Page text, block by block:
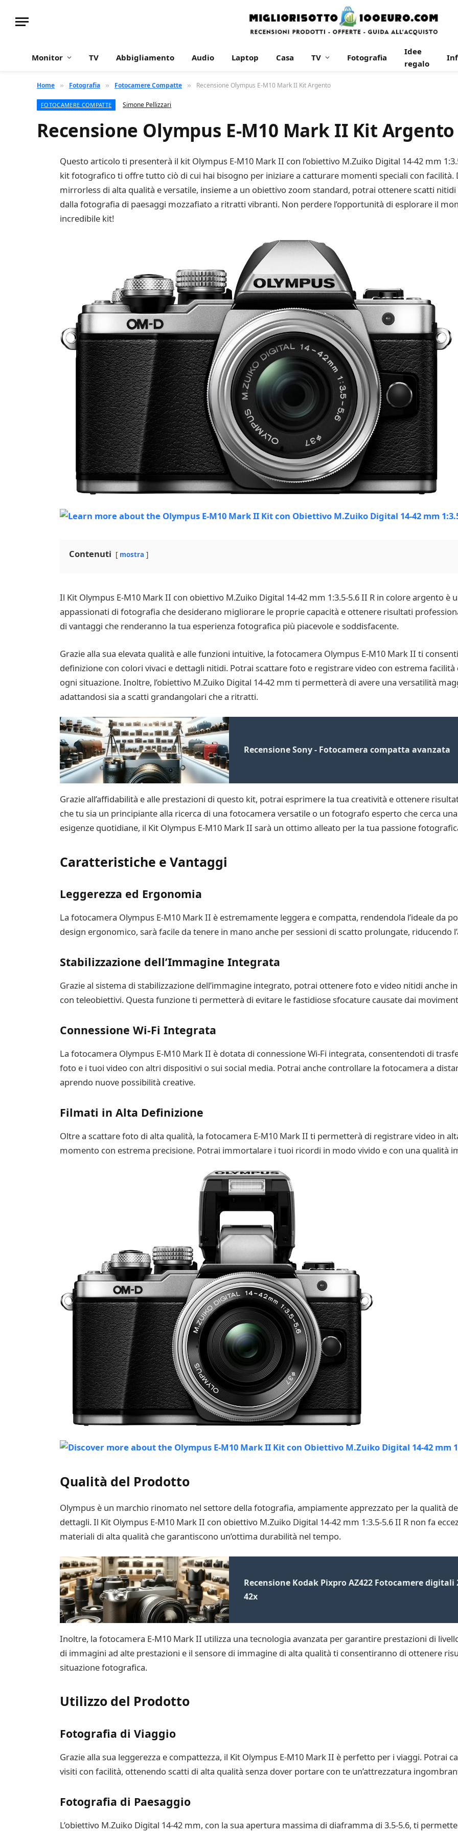
Monitor TV Abbigliamento Audio Laptop Casa TV Fotografia
Idee
regalo
Home » Fotografia » Fotocamere Compatte » Recensione Olympus E-M10 Mark II Kit Argento
FOTOCAMERE COMPATTE Simone Pellizzari
Recensione Olympus E-M10 Mark II Kit Argento
Questo articolo ti presenterà il kit Olympus E-M10 Mark II con l’obiettivo M.Zuiko Digital 14-42 mm
kit fotografico ti offre tutto ciò di cui hai bisogno per iniziare a catturare momenti speciali con
mirrorless di alta qualità e versatile, insieme a un obiettivo zoom standard, potrai ottenere scatti
dalla fotografia di paesaggi mozzafiato a ritratti vibranti. Non perdere l’opportunità di esplorare il
incredibile kit!
Contenuti mostra
Il Kit Olympus E-M10 Mark II con obiettivo M.Zuiko Digital 14-42 mm 1:3.5-5.6 II R in colore argento è
appassionati di fotografia che desiderano migliorare le proprie capacità e ottenere risultati
di vantaggi che renderanno la tua esperienza fotografica più piacevole e soddisfacente.
Grazie alla sua elevata qualità e alle funzioni intuitive, la fotocamera Olympus E-M10 Mark II ti
definizione con colori vivaci e dettagli nitidi. Potrai scattare foto e registrare video con estrema
ogni situazione. Inoltre, l’obiettivo M.Zuiko Digital 14-42 mm ti permetterà di avere una versatilità
adattandosi sia a scatti grandangolari che a ritratti.
Recensione Sony - Fotocamera compatta avanzata
Grazie all’affidabilità e alle prestazioni di questo kit, potrai esprimere la tua creatività e ottenere
che tu sia un principiante alla ricerca di una fotocamera versatile o un fotografo esperto che cerca
esigenze quotidiane, il Kit Olympus E-M10 Mark II sarà un ottimo alleato per la tua passione
Caratteristiche e Vantaggi
Leggerezza ed Ergonomia
La fotocamera Olympus E-M10 Mark II è estremamente leggera e compatta, rendendola l’ideale da
design ergonomico, sarà facile da tenere in mano anche per sessioni di scatto prolungate, riducendo
Stabilizzazione dell’Immagine Integrata
Grazie al sistema di stabilizzazione dell’immagine integrato, potrai ottenere foto e video nitidi anche
con teleobiettivi. Questa funzione ti permetterà di evitare le fastidiose sfocature causate dai
Connessione Wi-Fi Integrata
La fotocamera Olympus E-M10 Mark II è dotata di connessione Wi-Fi integrata, consentendoti di
foto e i tuoi video con altri dispositivi o sui social media. Potrai anche controllare la fotocamera a
aprendo nuove possibilità creative.
Filmati in Alta Definizione
Oltre a scattare foto di alta qualità, la fotocamera E-M10 Mark II ti permetterà di registrare video in
momento con estrema precisione. Potrai immortalare i tuoi ricordi in modo vivido e con una qualità
Qualità del Prodotto
Olympus è un marchio rinomato nel settore della fotografia, ampiamente apprezzato per la qualità
dettagli. Il Kit Olympus E-M10 Mark II con obiettivo M.Zuiko Digital 14-42 mm 1:3.5-5.6 II R non fa
materiali di alta qualità che garantiscono un’ottima durabilità nel tempo.
Recensione Kodak Pixpro AZ422 Fotocamere digitali
42x
Inoltre, la fotocamera E-M10 Mark II utilizza una tecnologia avanzata per garantire prestazioni di
di immagini ad alte prestazioni e il sensore di immagine di alta qualità ti consentiranno di ottenere
situazione fotografica.
Utilizzo del Prodotto
Fotografia di Viaggio
Grazie alla sua leggerezza e compattezza, il Kit Olympus E-M10 Mark II è perfetto per i viaggi. Potrai
visiti con facilità, ottenendo scatti di alta qualità senza dover portare con te un’attrezzatura
Fotografia di Paesaggio
L’obiettivo M.Zuiko Digital 14-42 mm, con la sua apertura massima di diaframma di 3.5-5.6, ti